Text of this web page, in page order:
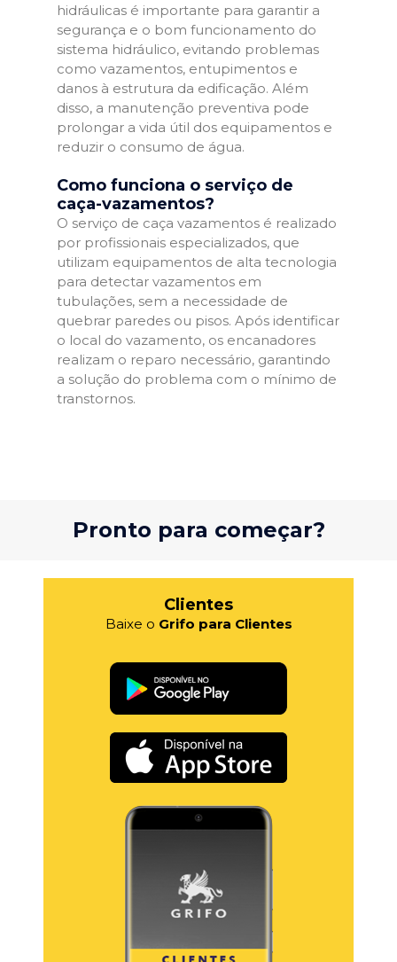
hidráulicas é importante para garantir a
segurança e o bom funcionamento do
sistema hidráulico, evitando problemas
como vazamentos, entupimentos e
danos à estrutura da edificação. Além
disso, a manutenção preventiva pode
prolongar a vida útil dos equipamentos e
reduzir o consumo de água.
Como funciona o serviço de
caça-vazamentos?
O serviço de caça vazamentos é realizado
por profissionais especializados, que
utilizam equipamentos de alta tecnologia
para detectar vazamentos em
tubulações, sem a necessidade de
quebrar paredes ou pisos. Após identificar
o local do vazamento, os encanadores
realizam o reparo necessário, garantindo
a solução do problema com o mínimo de
transtornos.
Pronto para começar?
Clientes
Baixe o Grifo para Clientes